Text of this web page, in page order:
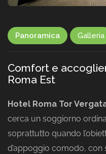
Panoramica Galleria
Comfort e
Roma Est
Hotel Roma Tor
cerca un soggiorno
soprattutto quando
d’appoggio comodo, con